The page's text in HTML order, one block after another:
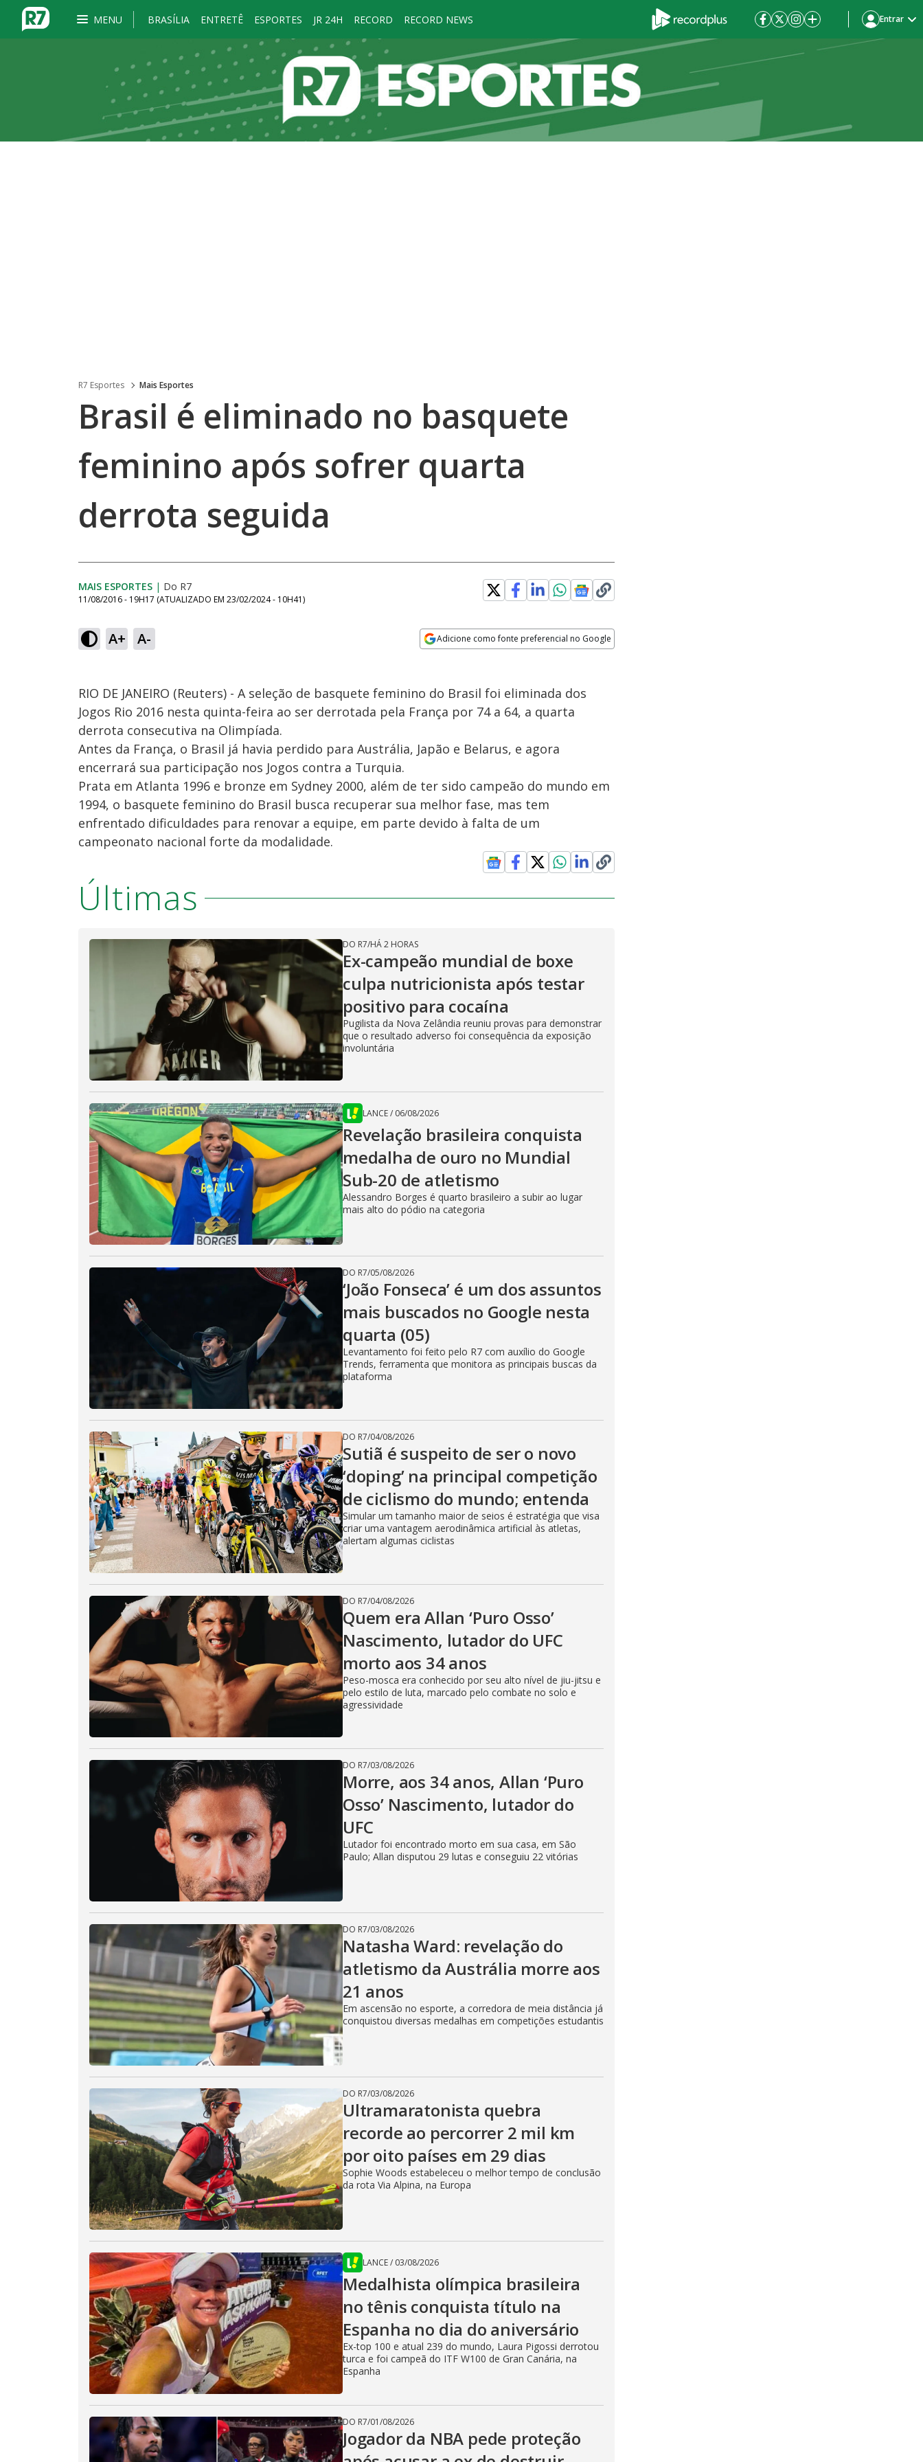
MENU BRASÍLIA ENTRETÊ ESPORTES JR 24H RECORD RECORD NEWS Entrar
R7 Esportes Mais Esportes
Brasil é eliminado no basquete
feminino após sofrer quarta
derrota seguida
MAIS ESPORTES | Do R7
11/08/2016 - 19H17 (ATUALIZADO EM 23/02/2024 - 10H41)
A+ A- Adicione como fonte preferencial no Google
RIO DE JANEIRO (Reuters) - A seleção de basquete feminino do Brasil foi eliminada dos
Jogos Rio 2016 nesta quinta-feira ao ser derrotada pela França por 74 a 64, a quarta
derrota consecutiva na Olimpíada.
Antes da França, o Brasil já havia perdido para Austrália, Japão e Belarus, e agora
encerrará sua participação nos Jogos contra a Turquia.
Prata em Atlanta 1996 e bronze em Sydney 2000, além de ter sido campeão do mundo em
1994, o basquete feminino do Brasil busca recuperar sua melhor fase, mas tem
enfrentado dificuldades para renovar a equipe, em parte devido à falta de um
campeonato nacional forte da modalidade.
Últimas
DO R7/HÁ 2 HORAS
Ex-campeão mundial de boxe
culpa nutricionista após testar
positivo para cocaína
Pugilista da Nova Zelândia reuniu provas para demonstrar
que o resultado adverso foi consequência da exposição
involuntária
LANCE/ 06/08/2026
Revelação brasileira conquista
medalha de ouro no Mundial
Sub-20 de atletismo
Alessandro Borges é quarto brasileiro a subir ao lugar
mais alto do pódio na categoria
DO R7/05/08/2026
‘João Fonseca’ é um dos assuntos
mais buscados no Google nesta
quarta (05)
Levantamento foi feito pelo R7 com auxílio do Google
Trends, ferramenta que monitora as principais buscas da
plataforma
DO R7/04/08/2026
Sutiã é suspeito de ser o novo
‘doping’ na principal competição
de ciclismo do mundo; entenda
Simular um tamanho maior de seios é estratégia que visa
criar uma vantagem aerodinâmica artificial às atletas,
alertam algumas ciclistas
DO R7/04/08/2026
Quem era Allan ‘Puro Osso’
Nascimento, lutador do UFC
morto aos 34 anos
Peso-mosca era conhecido por seu alto nível de jiu-jitsu e
pelo estilo de luta, marcado pelo combate no solo e
agressividade
DO R7/03/08/2026
Morre, aos 34 anos, Allan ‘Puro
Osso’ Nascimento, lutador do
UFC
Lutador foi encontrado morto em sua casa, em São
Paulo; Allan disputou 29 lutas e conseguiu 22 vitórias
DO R7/03/08/2026
Natasha Ward: revelação do
atletismo da Austrália morre aos
21 anos
Em ascensão no esporte, a corredora de meia distância já
conquistou diversas medalhas em competições estudantis
DO R7/03/08/2026
Ultramaratonista quebra
recorde ao percorrer 2 mil km
por oito países em 29 dias
Sophie Woods estabeleceu o melhor tempo de conclusão
da rota Via Alpina, na Europa
LANCE/ 03/08/2026
Medalhista olímpica brasileira
no tênis conquista título na
Espanha no dia do aniversário
Ex-top 100 e atual 239 do mundo, Laura Pigossi derrotou
turca e foi campeã do ITF W100 de Gran Canária, na
Espanha
DO R7/01/08/2026
Jogador da NBA pede proteção